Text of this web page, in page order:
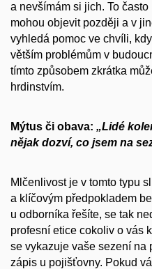
a nevšímám si jich. To
mohou objevit později a v
vyhledá pomoc ve chvíli,
větším problémům v
tímto způsobem zkrátka
hrdinstvím.
Mýtus či obava: „Lidé
nějak dozví, co jsem na
Mlčenlivost je v tomto typu
a klíčovým předpokladem
u odborníka řešíte, se tak
profesní etice cokoliv o vás
se vykazuje vaše sezení na
zápis u pojišťovny. Pokud